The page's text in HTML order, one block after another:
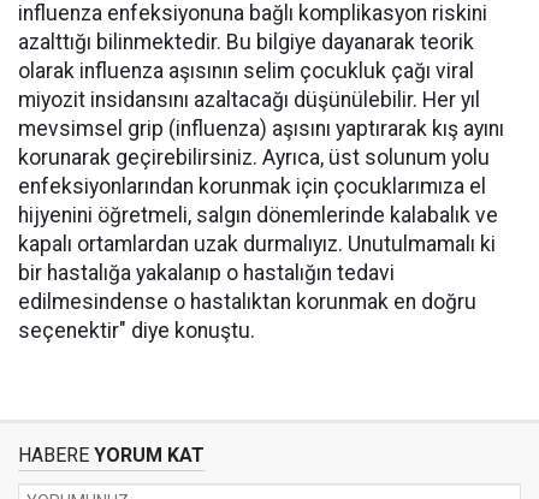
influenza enfeksiyonuna bağlı komplikasyon riskini
azalttığı bilinmektedir. Bu bilgiye dayanarak teorik
olarak influenza aşısının selim çocukluk çağı viral
miyozit insidansını azaltacağı düşünülebilir. Her yıl
mevsimsel grip (influenza) aşısını yaptırarak kış ayını
korunarak geçirebilirsiniz. Ayrıca, üst solunum yolu
enfeksiyonlarından korunmak için çocuklarımıza el
hijyenini öğretmeli, salgın dönemlerinde kalabalık ve
kapalı ortamlardan uzak durmalıyız. Unutulmamalı ki
bir hastalığa yakalanıp o hastalığın tedavi
edilmesindense o hastalıktan korunmak en doğru
seçenektir" diye konuştu.
HABERE YORUM KAT